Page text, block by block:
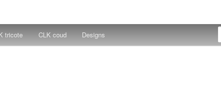
tricote CLK coud Designs